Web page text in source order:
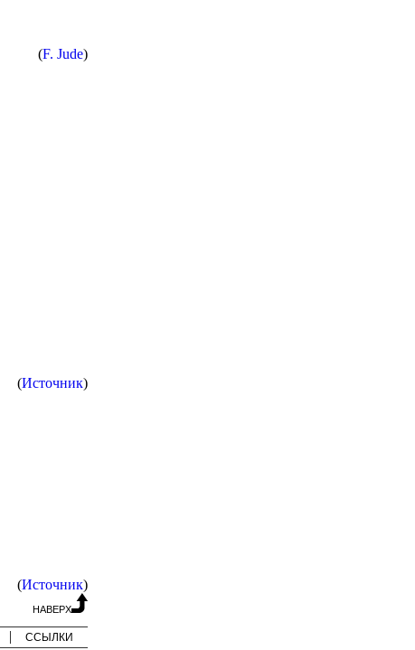
(F. Jude)
(Источник)
(Источник)
НАВЕРХ
ССЫЛКИ